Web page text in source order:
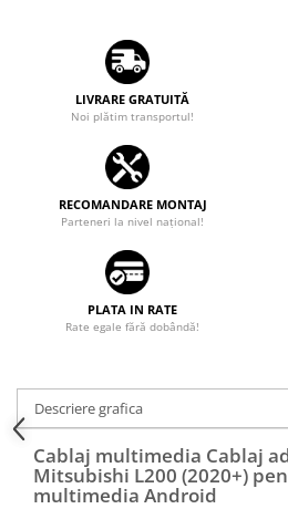
LIVRARE GRATUITĂ
Noi plătim transportul!
RECOMANDARE MONTAJ
Parteneri la nivel național!
PLATA IN RATE
Rate egale fără dobândă!
Descriere grafica
Cablaj multimedia Cablaj
Mitsubishi L200 (2020+)
multimedia Android